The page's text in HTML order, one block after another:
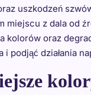
uszkodzeń
z dala od
kolorów oraz
podjąć działania